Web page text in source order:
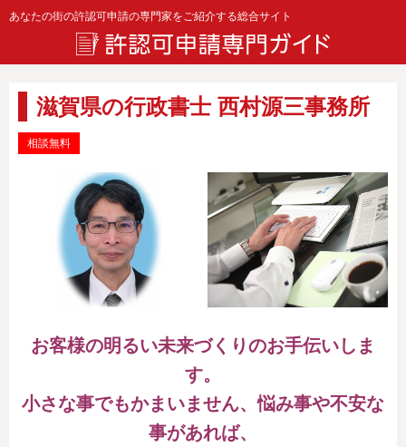
あなたの街の許認可申請の専門家をご紹介する総合サイト
滋賀県の行政書士 西村源三事務所
相談無料
お客様の明るい未来づくりのお手伝いしま
す。
小さな事でもかまいません、悩み事や不安な
事があれば、